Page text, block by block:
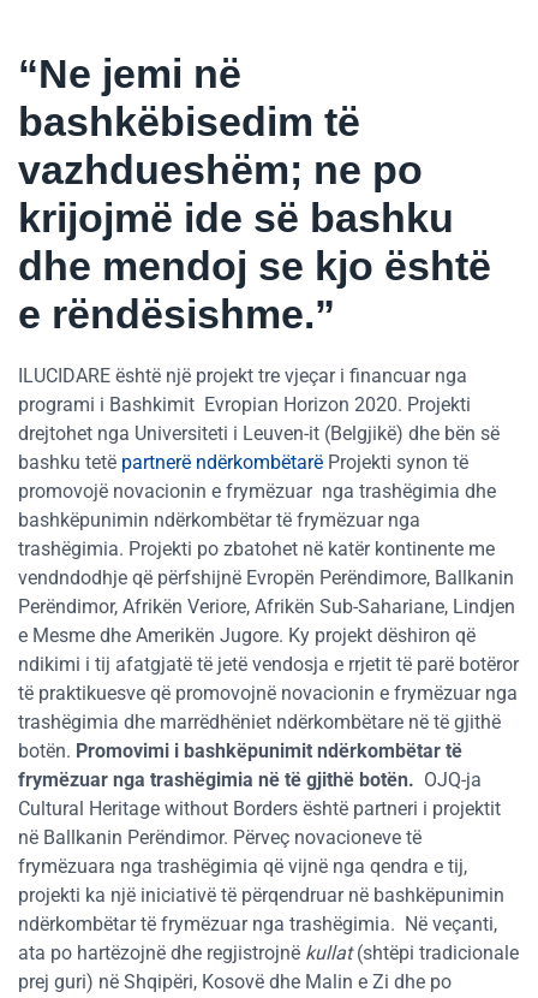
“Ne jemi në
bashkëbisedim të
vazhdueshëm; ne po
krijojmë ide së bashku
dhe mendoj se kjo është
e rëndësishme.”
ILUCIDARE është një projekt tre vjeçar i financuar nga
programi i Bashkimit Evropian Horizon 2020. Projekti
drejtohet nga Universiteti i Leuven-it (Belgjikë) dhe bën së
bashku tetë partnerë ndërkombëtarë Projekti synon të
promovojë novacionin e frymëzuar nga trashëgimia dhe
bashkëpunimin ndërkombëtar të frymëzuar nga
trashëgimia. Projekti po zbatohet në katër kontinente me
vendndodhje që përfshijnë Evropën Perëndimore, Ballkanin
Perëndimor, Afrikën Veriore, Afrikën Sub-Sahariane, Lindjen
e Mesme dhe Amerikën Jugore. Ky projekt dëshiron që
ndikimi i tij afatgjatë të jetë vendosja e rrjetit të parë botëror
të praktikuesve që promovojnë novacionin e frymëzuar nga
trashëgimia dhe marrëdhëniet ndërkombëtare në të gjithë
botën. Promovimi i bashkëpunimit ndërkombëtar të
frymëzuar nga trashëgimia në të gjithë botën. OJQ-ja
Cultural Heritage without Borders është partneri i projektit
në Ballkanin Perëndimor. Përveç novacioneve të
frymëzuara nga trashëgimia që vijnë nga qendra e tij,
projekti ka një iniciativë të përqendruar në bashkëpunimin
ndërkombëtar të frymëzuar nga trashëgimia. Në veçanti,
ata po hartëzojnë dhe regjistrojnë kullat(shtëpi tradicionale
prej guri) në Shqipëri, Kosovë dhe Malin e Zi dhe po